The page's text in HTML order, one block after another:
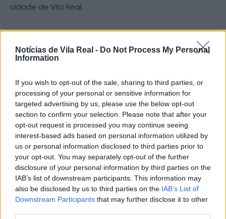
Notícias de Vila Real - Do Not Process My Personal
Information
If you wish to opt-out of the sale, sharing to third parties, or
processing of your personal or sensitive information for
targeted advertising by us, please use the below opt-out
section to confirm your selection. Please note that after your
opt-out request is processed you may continue seeing
interest-based ads based on personal information utilized by
us or personal information disclosed to third parties prior to
your opt-out. You may separately opt-out of the further
disclosure of your personal information by third parties on the
IAB’s list of downstream participants. This information may
also be disclosed by us to third parties on the IAB’s List of
Downstream Participants that may further disclose it to other
cidade de Vila Real.
A operação aconteceu no âmbito da Diretiva
Estratégica 60/ 2024 – “Portugal Sempre Seguro”.
operações e submetidos vários condutores a teste
de alcoolémia, tendo resultado em duas detenções
por condução sob efeito de álcool e diversas
contraordenações rodoviárias.
No que toca ao combate à criminalidade, em
colaboração com a ASAE, foram fiscalizados 10
estabelecimentos comerciais, levando a dois
processos-crime, cinco processos de
contraordenação e recolha de amostras de bebidas